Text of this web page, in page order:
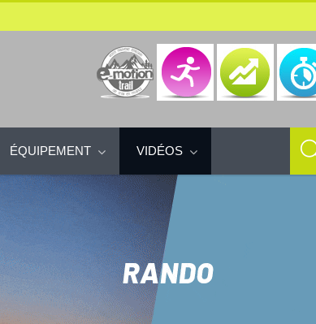
ÉQUIPEMENT VIDÉOS